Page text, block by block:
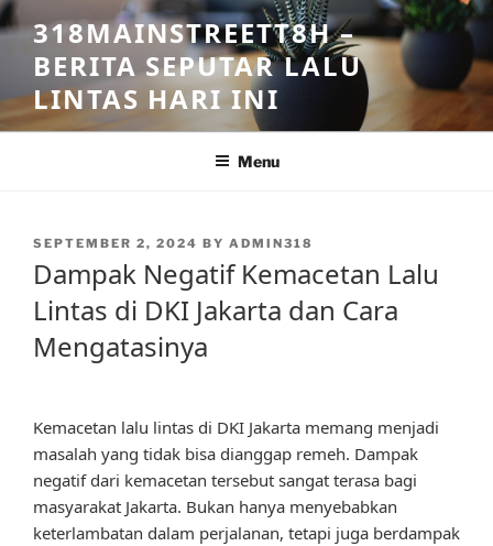
Skip
to
content
318MAINSTREETT8H –
BERITA SEPUTAR LALU
LINTAS HARI INI
Menu
POSTED
SEPTEMBER 2, 2024 BY ADMIN318
Dampak Negatif Kemacetan Lalu
Lintas di DKI Jakarta dan Cara
Mengatasinya
Kemacetan lalu lintas di DKI Jakarta memang menjadi
masalah yang tidak bisa dianggap remeh. Dampak
negatif dari kemacetan tersebut sangat terasa bagi
masyarakat Jakarta. Bukan hanya menyebabkan
keterlambatan dalam perjalanan, tetapi juga berdampak